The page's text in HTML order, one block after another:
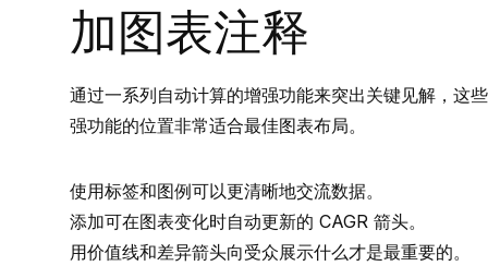
加图表注释
通过一系列自动计算的增强功能来突出关键见解，这
强功能的位置非常适合最佳图表布局。
使用标签和图例可以更清晰地交流数据。
添加可在图表变化时自动更新的 CAGR 箭头。
用价值线和差异箭头向受众展示什么才是最重要的。